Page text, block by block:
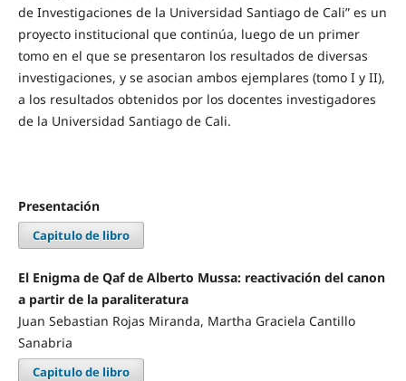
de Investigaciones de la Universidad Santiago de Cali” es un
proyecto institucional que continúa, luego de un primer
tomo en el que se presentaron los resultados de diversas
investigaciones, y se asocian ambos ejemplares (tomo I y II),
a los resultados obtenidos por los docentes investigadores
de la Universidad Santiago de Cali.
Presentación
Capitulo de libro
El Enigma de Qaf de Alberto Mussa: reactivación del canon
a partir de la paraliteratura
Juan Sebastian Rojas Miranda, Martha Graciela Cantillo
Sanabria
Capitulo de libro